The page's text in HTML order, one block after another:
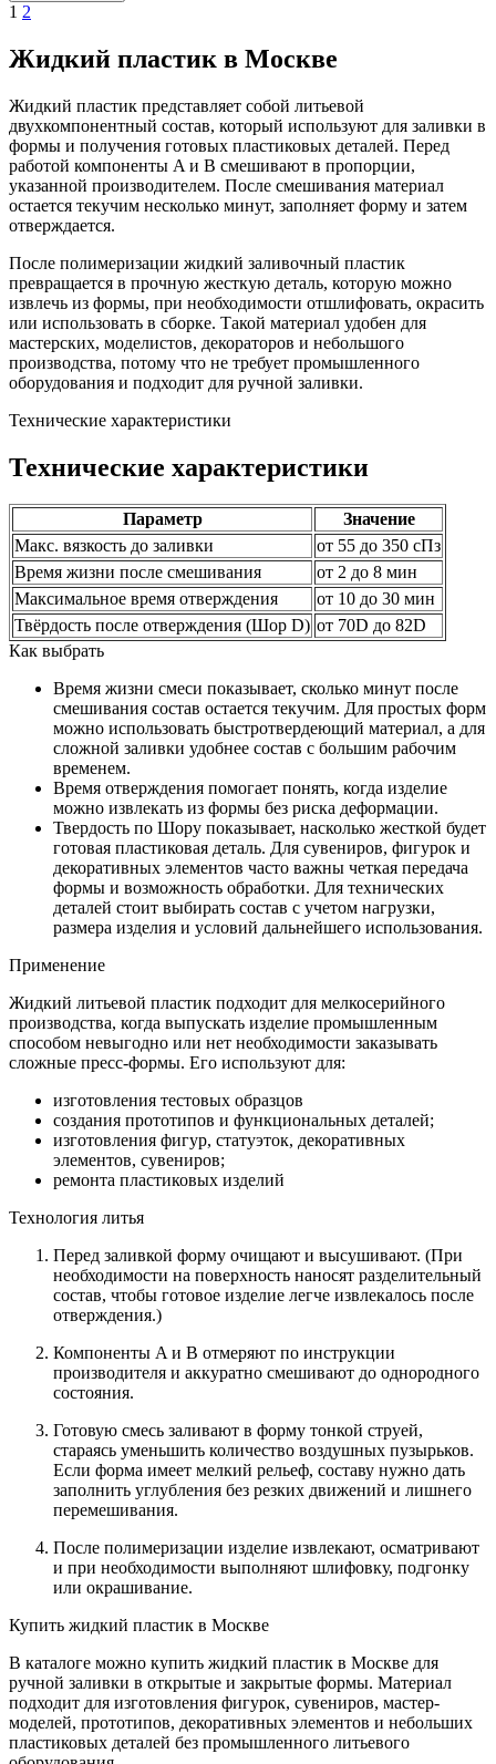
1 2
Жидкий пластик в Москве
Жидкий пластик представляет собой литьевой
двухкомпонентный состав, который используют для заливки в
формы и получения готовых пластиковых деталей. Перед
работой компоненты A и B смешивают в пропорции,
указанной производителем. После смешивания материал
остается текучим несколько минут, заполняет форму и затем
отверждается.
После полимеризации жидкий заливочный пластик
превращается в прочную жесткую деталь, которую можно
извлечь из формы, при необходимости отшлифовать, окрасить
или использовать в сборке. Такой материал удобен для
мастерских, моделистов, декораторов и небольшого
производства, потому что не требует промышленного
оборудования и подходит для ручной заливки.
Технические характеристики
Технические характеристики
Параметр
Значение
Макс. вязкость до заливки
от 55 до 350 сПз
Время жизни после смешивания
от 2 до 8 мин
Максимальное время отверждения
от 10 до 30 мин
Твёрдость после отверждения (Шор D) от 70D до 82D
Как выбрать
Время жизни смеси показывает, сколько минут после
смешивания состав остается текучим. Для простых форм
можно использовать быстротвердеющий материал, а для
сложной заливки удобнее состав с большим рабочим
временем.
Время отверждения помогает понять, когда изделие
можно извлекать из формы без риска деформации.
Твердость по Шору показывает, насколько жесткой будет
готовая пластиковая деталь. Для сувениров, фигурок и
декоративных элементов часто важны четкая передача
формы и возможность обработки. Для технических
деталей стоит выбирать состав с учетом нагрузки,
размера изделия и условий дальнейшего использования.
Применение
Жидкий литьевой пластик подходит для мелкосерийного
производства, когда выпускать изделие промышленным
способом невыгодно или нет необходимости заказывать
сложные пресс-формы. Его используют для:
изготовления тестовых образцов
создания прототипов и функциональных деталей;
изготовления фигур, статуэток, декоративных
элементов, сувениров;
ремонта пластиковых изделий
Технология литья
Перед заливкой форму очищают и высушивают. (При
необходимости на поверхность наносят разделительный
состав, чтобы готовое изделие легче извлекалось после
отверждения.)
Компоненты A и B отмеряют по инструкции
производителя и аккуратно смешивают до однородного
состояния.
Готовую смесь заливают в форму тонкой струей,
стараясь уменьшить количество воздушных пузырьков.
Если форма имеет мелкий рельеф, составу нужно дать
заполнить углубления без резких движений и лишнего
перемешивания.
После полимеризации изделие извлекают, осматривают
и при необходимости выполняют шлифовку, подгонку
или окрашивание.
Купить жидкий пластик в Москве
В каталоге можно купить жидкий пластик в Москве для
ручной заливки в открытые и закрытые формы. Материал
подходит для изготовления фигурок, сувениров, мастер-
моделей, прототипов, декоративных элементов и небольших
пластиковых деталей без промышленного литьевого